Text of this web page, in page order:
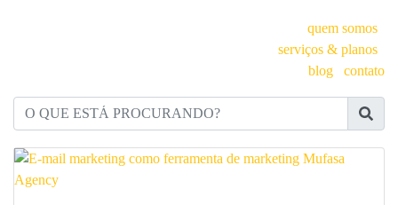
quem somos
serviços & planos
blog
contato
O QUE ESTÁ PROCURANDO?